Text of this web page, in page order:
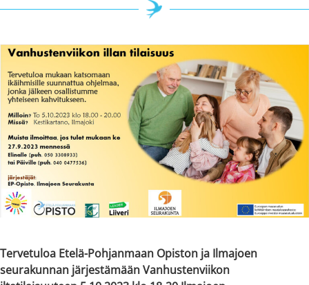
Tervetuloa Etelä-Pohjanmaan Opiston ja Ilmajoen
seurakunnan järjestämään Vanhustenviikon